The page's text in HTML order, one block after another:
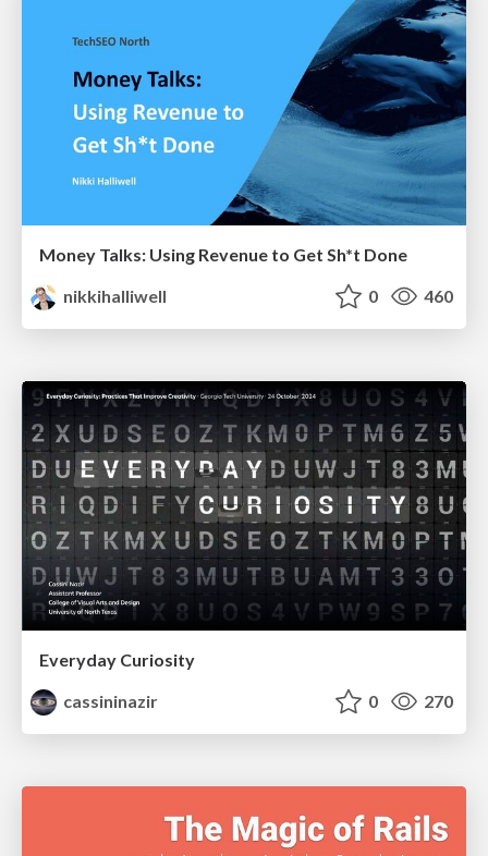
Money Talks: Using Revenue to Get Sh*t Done
nikkihalliwell
0 460
Everyday Curiosity
cassininazir
0 270